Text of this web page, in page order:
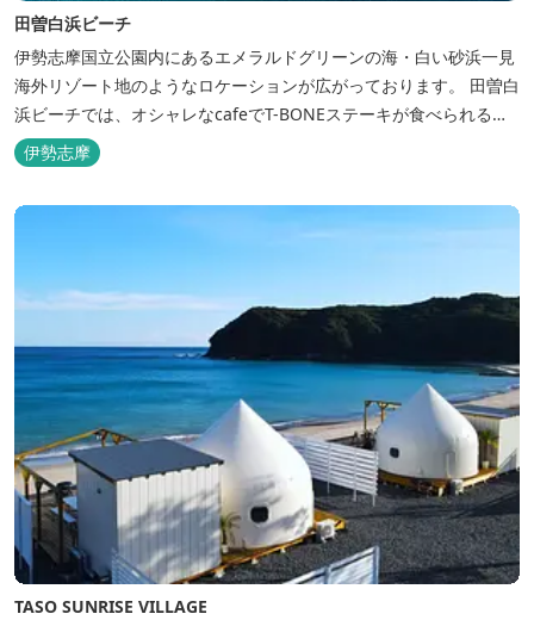
田曽白浜ビーチ
伊勢志摩国立公園内にあるエメラルドグリーンの海・白い砂浜一見
海外リゾート地のようなロケーションが広がっております。 田曽白
浜ビーチでは、オシャレなcafeでT-BONEステーキが食べられる。
又、海を見ながら黄昏るのもよし、アクティブにマリンアクティビ
ティ・スカイダイビング・ヘリコプタークルージングを体験するこ
ともできます。 是非、田曽白浜にございます施設紹介のVTRをご参
伊勢志摩
TASO SUNRISE VILLAGE